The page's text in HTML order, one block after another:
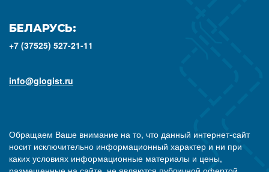
БЕЛАРУСЬ:
+7 (37525) 527-21-11
info@glogist.ru
Обращаем Ваше внимание на то, что данный интернет-сайт
носит исключительно информационный характер и ни при
каких условиях информационные материалы и цены,